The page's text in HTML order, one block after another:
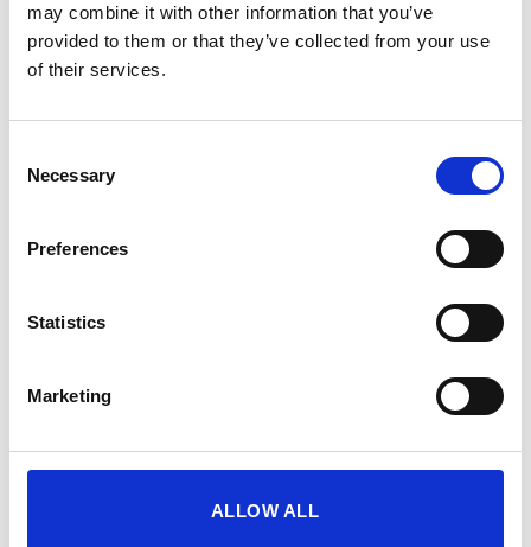
may combine it with other information that you’ve
provided to them or that they’ve collected from your use
of their services.
Selection
Necessary
Preferences
Statistics
Marketing
ALLOW ALL
ΧΡΩΜΑ
COMBO OFFER: Επίλεξε 2 προϊόντα SQUATWOLF και
ΜΕΓΕΘΟΣ
Κωδικός προϊόντος:SESS-F15T